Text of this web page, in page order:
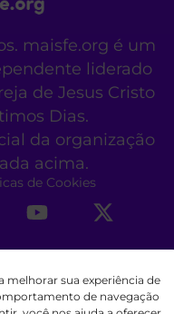
melhorar sua experiência de
de navegação
maisfe.org é um
liderado
de Jesus Cristo
Dias.
da organização
acima.
de Cookies